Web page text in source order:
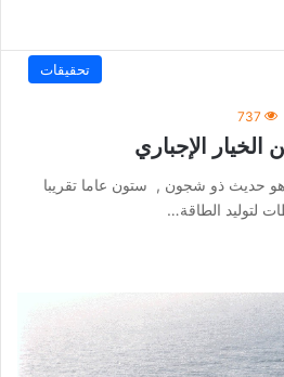
تحقيقات
737
الخيار الإجباري
حديث ذو شجون , ستون عاما تقريبا
لتوليد الطاقة…